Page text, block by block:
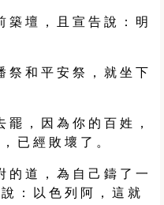
築 壇 ， 且 宣 告 說 ： 明
祭 和 平 安 祭 ， 就 坐 下
罷 ， 因 為 你 的 百 姓 ，
已 經 敗 壞 了 。
的 道 ， 為 自 己 鑄 了 一
： 以 色 列 阿 ， 這 就